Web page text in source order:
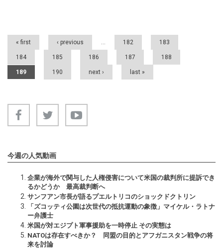
Pages
« first ‹ previous 182 183
184 185 186 187 188
189 190 next › last »
今週の人気動画
企業が海外で関与した人権侵害について米国の裁判所に提訴でき
るかどうか 最高裁判断へ
サンフアン市長が語るプエルトリコのショックドクトリン
「ズコッティ公園は次世代の抵抗運動の象徴」マイケル・ラトナ
ー弁護士
米国が対エジプト軍事援助を一時停止 その実態は
NATOは存在すべきか？ 同盟の目的とアフガニスタン戦争の将
来を討論